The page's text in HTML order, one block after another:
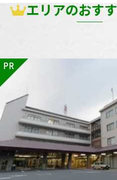
エリアのおす
PR